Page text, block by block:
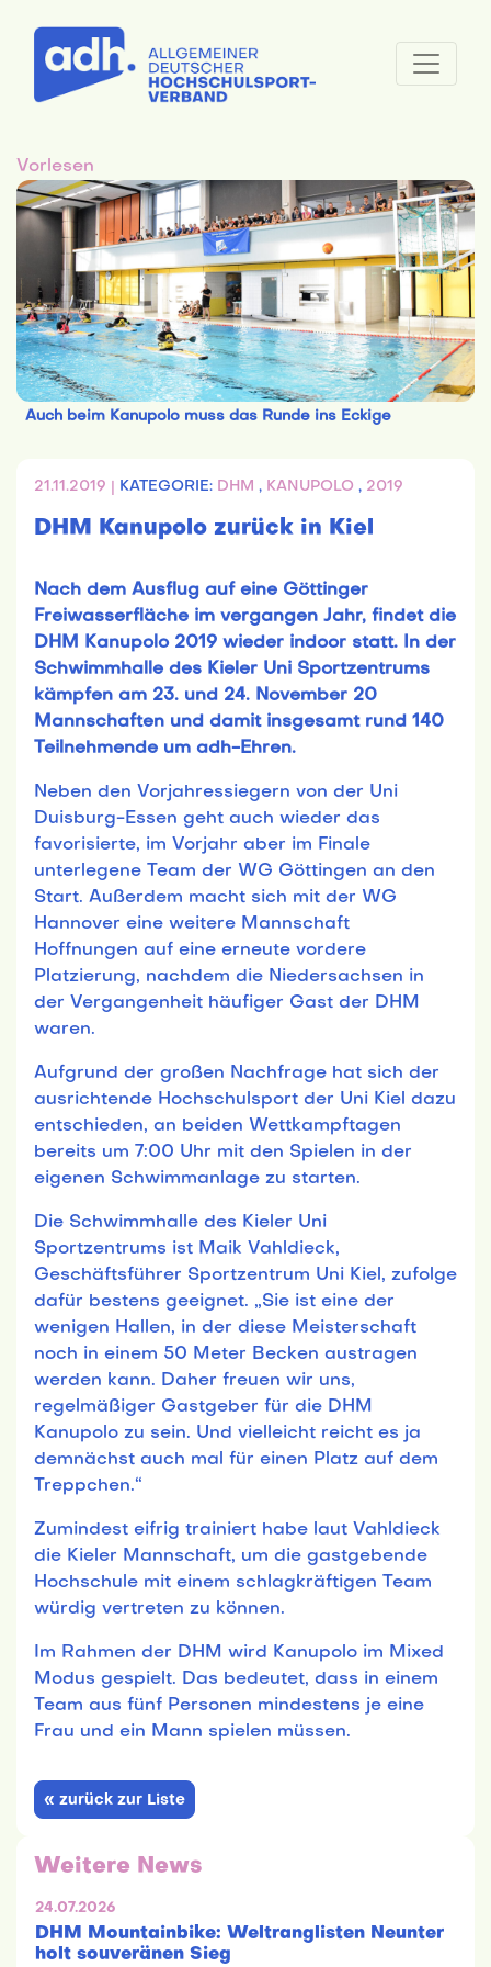
Vorlesen
Auch beim Kanupolo muss das Runde ins Eckige
21.11.2019 | KATEGORIE: DHM , KANUPOLO , 2019
DHM Kanupolo zurück in Kiel
Nach dem Ausflug auf eine Göttinger
Freiwasserfläche im vergangen Jahr, findet die
DHM Kanupolo 2019 wieder indoor statt. In der
Schwimmhalle des Kieler Uni Sportzentrums
kämpfen am 23. und 24. November 20
Mannschaften und damit insgesamt rund 140
Teilnehmende um adh-Ehren.
Neben den Vorjahressiegern von der Uni
Duisburg-Essen geht auch wieder das
favorisierte, im Vorjahr aber im Finale
unterlegene Team der WG Göttingen an den
Start. Außerdem macht sich mit der WG
Hannover eine weitere Mannschaft
Hoffnungen auf eine erneute vordere
Platzierung, nachdem die Niedersachsen in
der Vergangenheit häufiger Gast der DHM
waren.
Aufgrund der großen Nachfrage hat sich der
ausrichtende Hochschulsport der Uni Kiel dazu
entschieden, an beiden Wettkampftagen
bereits um 7:00 Uhr mit den Spielen in der
eigenen Schwimmanlage zu starten.
Die Schwimmhalle des Kieler Uni
Sportzentrums ist Maik Vahldieck,
Geschäftsführer Sportzentrum Uni Kiel, zufolge
dafür bestens geeignet. „Sie ist eine der
wenigen Hallen, in der diese Meisterschaft
noch in einem 50 Meter Becken austragen
werden kann. Daher freuen wir uns,
regelmäßiger Gastgeber für die DHM
Kanupolo zu sein. Und vielleicht reicht es ja
demnächst auch mal für einen Platz auf dem
Treppchen.“
Zumindest eifrig trainiert habe laut Vahldieck
die Kieler Mannschaft, um die gastgebende
Hochschule mit einem schlagkräftigen Team
würdig vertreten zu können.
Im Rahmen der DHM wird Kanupolo im Mixed
Modus gespielt. Das bedeutet, dass in einem
Team aus fünf Personen mindestens je eine
Frau und ein Mann spielen müssen.
« zurück zur Liste
Weitere News
24.07.2026
DHM Mountainbike: Weltranglisten Neunter
holt souveränen Sieg